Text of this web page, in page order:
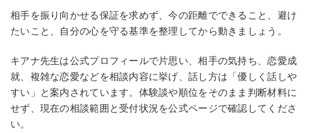
相手を振り向かせる保証を求めず、今の距離でできること、避け
たいこと、自分の心を守る基準を整理してから動きましょう。
キアナ先生は公式プロフィールで片思い、相手の気持ち、恋愛成
就、複雑な恋愛などを相談内容に挙げ、話し方は「優しく話しや
すい」と案内されています。体験談や順位をそのまま判断材料に
せず、現在の相談範囲と受付状況を公式ページで確認してくださ
い。